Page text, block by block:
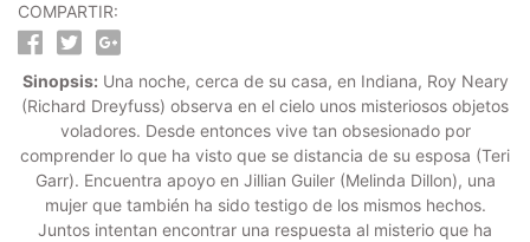
COMPARTIR:
Sinopsis: Una noche, cerca de su casa, en Indiana, Roy Neary
(Richard Dreyfuss) observa en el cielo unos misteriosos objetos
voladores. Desde entonces vive tan obsesionado por
comprender lo que ha visto que se distancia de su esposa (Teri
Garr). Encuentra apoyo en Jillian Guiler (Melinda Dillon), una
mujer que también ha sido testigo de los mismos hechos.
Juntos intentan encontrar una respuesta al misterio que ha